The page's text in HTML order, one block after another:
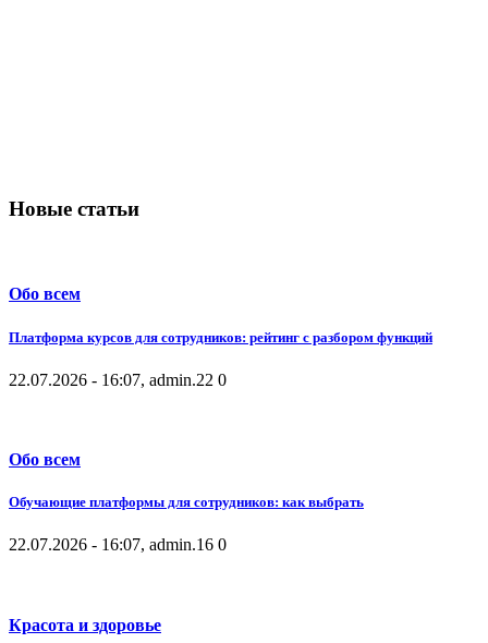
Новые статьи
Обо всем
Платформа курсов для сотрудников: рейтинг с разбором функций
22.07.2026 - 16:07, admin.22 0
Обо всем
Обучающие платформы для сотрудников: как выбрать
22.07.2026 - 16:07, admin.16 0
Красота и здоровье